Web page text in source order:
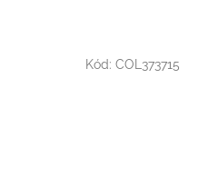
Kód: COL373715